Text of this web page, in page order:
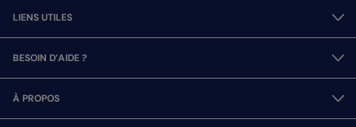
LIENS UTILES
BESOIN D’AIDE ?
À PROPOS